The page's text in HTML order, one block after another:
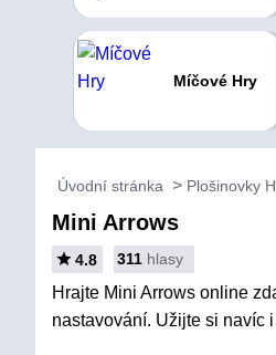
Míčové Hry
Úvodní stránka Plošinovky
Mini Arrows
4.8 311 hlasy
Hrajte Mini Arrows online
nastavování. Užijte si navíc